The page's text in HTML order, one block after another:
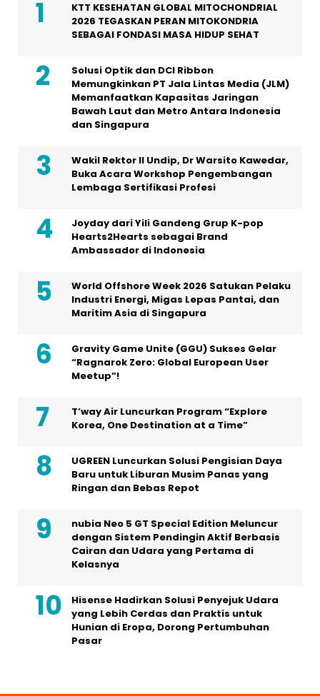
KTT KESEHATAN GLOBAL MITOCHONDRIAL
2026 TEGASKAN PERAN MITOKONDRIA
SEBAGAI FONDASI MASA HIDUP SEHAT
Solusi Optik dan DCI Ribbon
Memungkinkan PT Jala Lintas Media (JLM)
Memanfaatkan Kapasitas Jaringan
Bawah Laut dan Metro Antara Indonesia
dan Singapura
Wakil Rektor II Undip, Dr Warsito Kawedar,
Buka Acara Workshop Pengembangan
Lembaga Sertifikasi Profesi
Joyday dari Yili Gandeng Grup K-pop
Hearts2Hearts sebagai Brand
Ambassador di Indonesia
World Offshore Week 2026 Satukan Pelaku
Industri Energi, Migas Lepas Pantai, dan
Maritim Asia di Singapura
Gravity Game Unite (GGU) Sukses Gelar
“Ragnarok Zero: Global European User
Meetup”!
T’way Air Luncurkan Program “Explore
Korea, One Destination at a Time”
UGREEN Luncurkan Solusi Pengisian Daya
Baru untuk Liburan Musim Panas yang
Ringan dan Bebas Repot
nubia Neo 5 GT Special Edition Meluncur
dengan Sistem Pendingin Aktif Berbasis
Cairan dan Udara yang Pertama di
Kelasnya
Hisense Hadirkan Solusi Penyejuk Udara
yang Lebih Cerdas dan Praktis untuk
Hunian di Eropa, Dorong Pertumbuhan
Pasar